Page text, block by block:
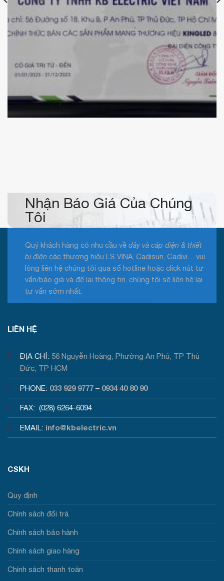
Chứng nhận đại lý chính hãng Kingled của KBElectric
Nhận Báo Giá Của Chúng
Tôi
Quý khách hàng có nhu cầu về dây và cáp điện & thiết
bị điện các thương hiệu LS VINA, Cadisun, Cadivi ... vui
lòng liên hệ chúng tôi qua số hotline hoặc click nút tư
vấn/báo giá và để lại thông tin, chúng tôi sẽ liên hệ lại
tư vấn sớm nhất.
LIÊN HỆ
ĐỊA CHỈ: 56 Nguyễn Hoàng, Phường An Phú, TP Thủ
Đức, TP HCM
PHONE: 033 929 9777 – 0934 40 80 90
FAX: (028) 6264-6094
EMAIL: info@kbelectric.vn
CSKH
Quy định
Chính sách đổi trả
Chính sách bảo hành
Chính sách giao hàng
Chính sách thanh toán